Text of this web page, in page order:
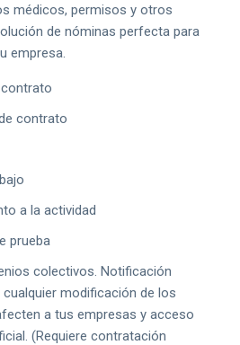
médicos, permisos y otros
de nóminas perfecta para
empresa.
contrato
a la actividad
prueba
colectivos. Notificación
modificación de los
a tus empresas y acceso
(Requiere contratación